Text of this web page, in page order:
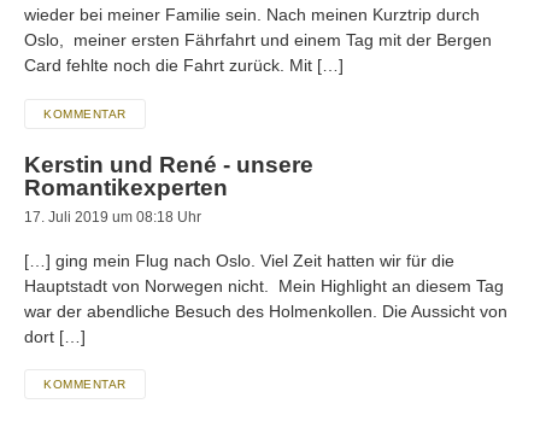
wieder bei meiner Familie sein. Nach meinen Kurztrip durch
Oslo, meiner ersten Fährfahrt und einem Tag mit der Bergen
Card fehlte noch die Fahrt zurück. Mit […]
KOMMENTAR
Kerstin und René - unsere
Romantikexperten
17. Juli 2019 um 08:18 Uhr
[…] ging mein Flug nach Oslo. Viel Zeit hatten wir für die
Hauptstadt von Norwegen nicht. Mein Highlight an diesem Tag
war der abendliche Besuch des Holmenkollen. Die Aussicht von
dort […]
KOMMENTAR